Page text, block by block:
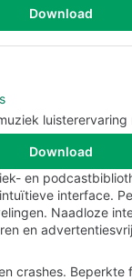
Download
Download
en
interface.
Naadloze
en
crashes. Beperkte